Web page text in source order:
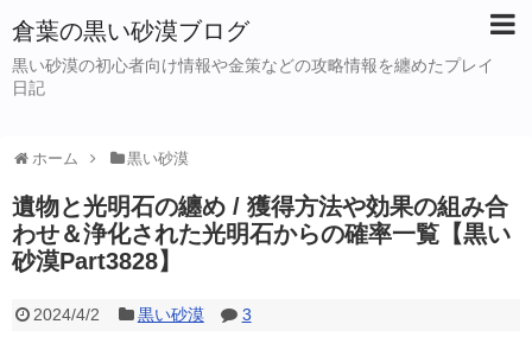
倉葉の黒い砂漠ブログ
黒い砂漠の初心者向け情報や金策などの攻略情報を纏めたプレイ
日記
ホーム 黒い砂漠
遺物と光明石の纏め / 獲得方法や効果の組み合
わせ＆浄化された光明石からの確率一覧【黒い
砂漠Part3828】
2024/4/2 黒い砂漠 3